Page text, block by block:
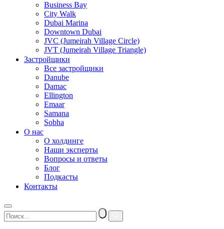
Business Bay
City Walk
Dubai Marina
Downtown Dubai
JVC (Jumeirah Village Circle)
JVT (Jumeirah Village Triangle)
Застройщики
Все застройщики
Danube
Damac
Ellington
Emaar
Samana
Sobha
О нас
О холдинге
Наши эксперты
Вопросы и ответы
Блог
Подкасты
Контакты